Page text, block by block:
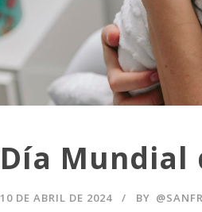
Día Mundial
10 DE ABRIL DE 2024 BY